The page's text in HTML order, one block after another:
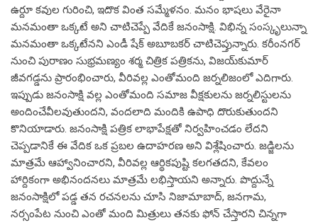
ఉర్దూ కవుల గురించి, ఇదొక వింత సమ్మేళనం. మనం భాషలు వేరైనా
మనమంతా ఒక్కటే అని చాటిచెప్పే వేదికే జనంసాక్షి. విభిన్న సంస్కృలున్నా
మనమంతా ఒక్కటేనని ఎండీ షేక్‌ అబూబకర్‌ చాటిచెప్తున్నారు. కరీంనగర్‌
నుంచి పురాణం సుభ్రమణ్యం శర్మ చిత్రిక పత్రికను, విజయ్‌కుమార్‌
జీవగడ్డను ప్రారంభించారు, వీరివల్ల ఎంతోమంది జర్నలిజంలో ఎదిగారు.
ఇప్పుడు జనంసాక్షి వల్ల ఎంతోమంది సమాజ వీక్షకులను జర్నలిస్టులను
అందించేవీలవుతుందని, వందలాది మందికి ఉపాధి దొరుకుతుందని
కొనియాడారు. జనంసాక్షి పత్రిక లాభాపేక్షతో నిర్వహించడం లేదని
చెప్పడానికే ఈ వేదిక ఒక ప్రబల ఉదాహరణ అని విశ్లేషించారు. జడ్జిలను
మాత్రమే ఆహ్వానించారని, వీరివల్ల ఆర్థికపుష్టి కలగతదని, కేవలం
హార్దికంగా అభినందనలు మాత్రమే లభిస్తాయని అన్నారు. పొద్దున్నే
జనంసాక్షిలో పడ్డ తన రచనలను చూసి నిజామాబాద్‌, జనగామ,
నర్సంపేట నుంచి ఎంతో మంది మిత్రులు తనకు ఫోన్‌ చేస్తారని చిన్నగా